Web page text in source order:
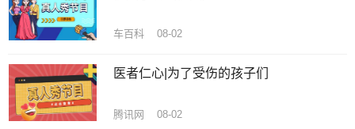
车百科 08-02
医者仁心|为了受伤的孩子们
腾讯网 08-02